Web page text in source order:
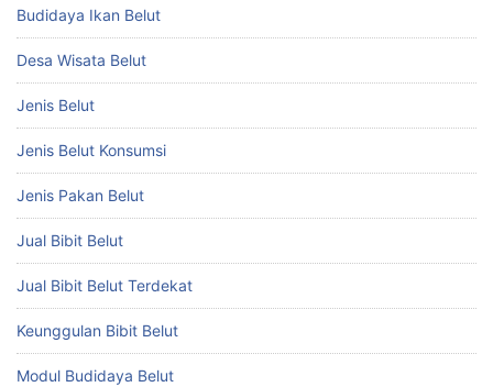
Budidaya Ikan Belut
Desa Wisata Belut
Jenis Belut
Jenis Belut Konsumsi
Jenis Pakan Belut
Jual Bibit Belut
Jual Bibit Belut Terdekat
Keunggulan Bibit Belut
Modul Budidaya Belut